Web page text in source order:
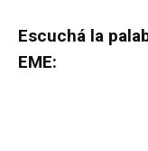
Escuchá la
EME: